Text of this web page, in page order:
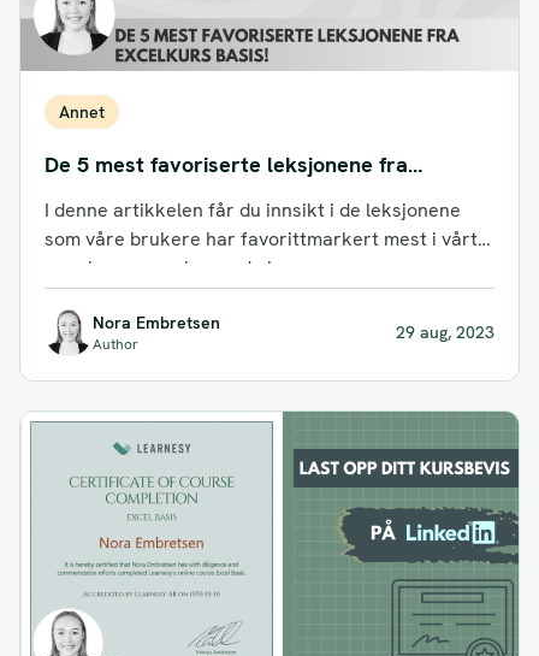
Annet
De 5 mest favoriserte leksjonene fra
Excelkurs Basis!
I denne artikkelen får du innsikt i de leksjonene
som våre brukere har favorittmarkert mest i vårt
populære grunnleggende kurs...
Nora Embretsen
Author
29 aug, 2023